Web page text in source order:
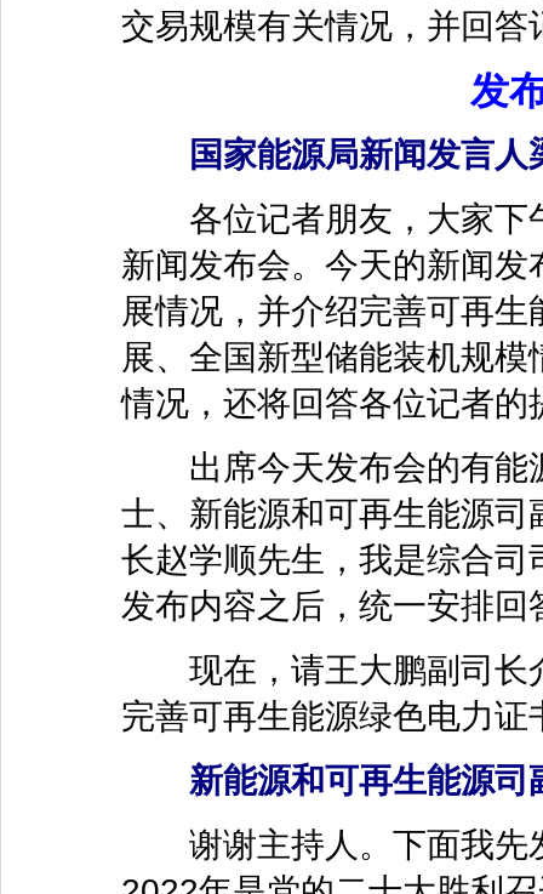
交易规模有关情况，并回
发
国家能源局新闻发言人
各位记者朋友，大家下
新闻发布会。今天的新闻
展情况，并介绍完善可再
展、全国新型储能装机规
情况，还将回答各位记者的
出席今天发布会的有能
士、新能源和可再生能源
长赵学顺先生，我是综合
发布内容之后，统一安排回
现在，请王大鹏副司长
完善可再生能源绿色电力
新能源和可再生能源司
谢谢主持人。下面我先